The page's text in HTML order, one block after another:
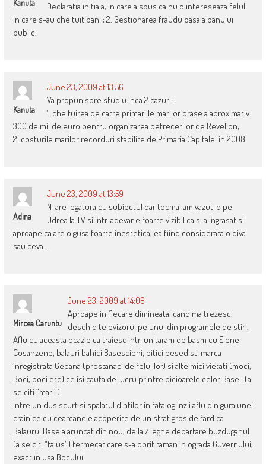
Kanuta
Declaratia initiala, in care a spus ca nu o intereseaza felul
in care s-au cheltuit banii; 2. Gestionarea frauduloasa a banului
public.
Kanuta
June 23, 2009 at 13:56
Va propun spre studiu inca 2 cazuri:
1. cheltuirea de catre primariile marilor orase a aproximativ
300 de mil de euro pentru organizarea petrecerilor de Revelion;
2. costurile marilor recorduri stabilite de Primaria Capitalei in 2008.
Adina
June 23, 2009 at 13:59
N-are legatura cu subiectul dar tocmai am vazut-o pe
Udrea la TV si intr-adevar e foarte vizibil ca s-a ingrasat si
aproape ca are o gusa foarte inestetica, ea fiind considerata o diva
sau ceva…
Mircea Caruntu
June 23, 2009 at 14:08
Aproape in fiecare dimineata, cand ma trezesc,
deschid televizorul pe unul din programele de stiri.
Aflu cu aceasta ocazie ca traiesc intr-un taram de basm cu Elene
Cosanzene, balauri bahici Basescieni, pitici pesedisti marca
inregistrata Geoana (prostanaci de felul lor) si alte mici vietati (moci,
Boci, poci etc) ce isi cauta de lucru printre picioarele celor Baseli (a
se citi “mari”).
Intre un dus scurt si spalatul dintilor in fata oglinzii aflu din gura unei
crainice cu cearcanele acoperite de un strat gros de fard ca
Balaurul Base a aruncat din nou, de la 7 leghe departare buzduganul
(a se citi “falus”) fermecat care s-a oprit taman in ograda Guvernului,
exact in usa Bocului.